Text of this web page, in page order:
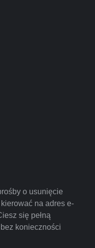
o usunięcie
na adres e-
się pełną
konieczności